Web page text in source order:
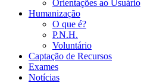
Orientações ao Usuário
Humanização
O que é?
P.N.H.
Voluntário
Captação de Recursos
Exames
Notícias